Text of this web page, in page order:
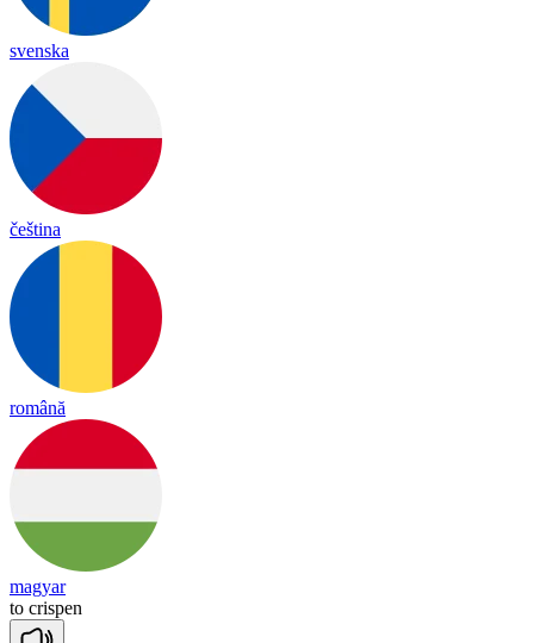
svenska
čeština
română
magyar
to crispen